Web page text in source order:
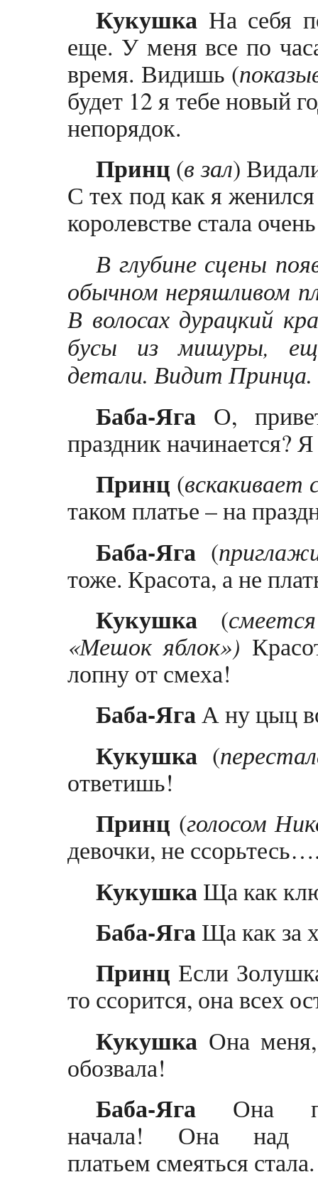
Кукушка На себя
еще. У меня все по
время. Видишь (
будет 12 я тебе новый
непорядок.
Принц (в зал)
С тех под как я
королевстве стала
В глубине сцены
обычном неряшливом
В волосах дурацкий
бусы из мишуры,
детали. Видит Принца.
Баба-Яга О,
праздник начинается?
Принц (вскакивает
таком платье – на
Баба-Яга (
тоже. Красота, а не
Кукушка (
«Мешок яблок»)
лопну от смеха!
Баба-ЯгаА ну цыц
Кукушка (
ответишь!
Принц (голосом
девочки, не
КукушкаЩа как
Баба-ЯгаЩа как за
Принц Если
то ссорится, она всех
Кукушка Она
обозвала!
Баба-Яга Она
начала! Она над
платьем смеяться стала.